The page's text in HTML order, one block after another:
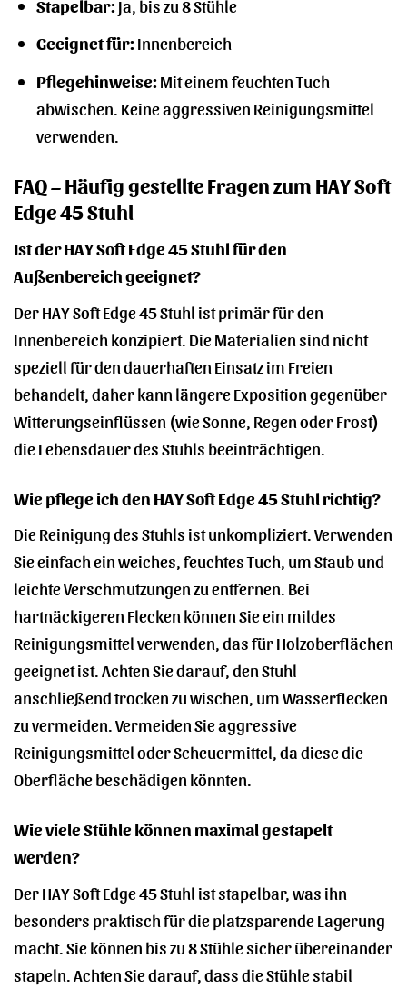
Stapelbar:Ja, bis zu 8 Stühle
Geeignet für:Innenbereich
Pflegehinweise:Mit einem feuchten Tuch
abwischen. Keine aggressiven Reinigungsmittel
verwenden.
FAQ – Häufig gestellte Fragen zum HAY Soft
Edge 45 Stuhl
Ist der HAY Soft Edge 45 Stuhl für den
Außenbereich geeignet?
Der HAY Soft Edge 45 Stuhl ist primär für den
Innenbereich konzipiert. Die Materialien sind nicht
speziell für den dauerhaften Einsatz im Freien
behandelt, daher kann längere Exposition gegenüber
Witterungseinflüssen (wie Sonne, Regen oder Frost)
die Lebensdauer des Stuhls beeinträchtigen.
Wie pflege ich den HAY Soft Edge 45 Stuhl richtig?
Die Reinigung des Stuhls ist unkompliziert. Verwenden
Sie einfach ein weiches, feuchtes Tuch, um Staub und
leichte Verschmutzungen zu entfernen. Bei
hartnäckigeren Flecken können Sie ein mildes
Reinigungsmittel verwenden, das für Holzoberflächen
geeignet ist. Achten Sie darauf, den Stuhl
anschließend trocken zu wischen, um Wasserflecken
zu vermeiden. Vermeiden Sie aggressive
Reinigungsmittel oder Scheuermittel, da diese die
Oberfläche beschädigen könnten.
Wie viele Stühle können maximal gestapelt
werden?
Der HAY Soft Edge 45 Stuhl ist stapelbar, was ihn
besonders praktisch für die platzsparende Lagerung
macht. Sie können bis zu 8 Stühle sicher übereinander
stapeln. Achten Sie darauf, dass die Stühle stabil